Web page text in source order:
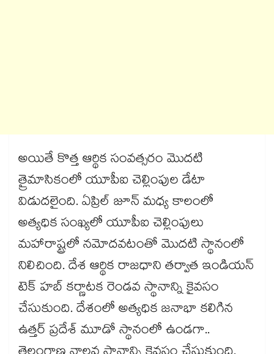
అయితే కొత్త ఆర్థిక సంవత్సరం మెుదటి
త్రైమాసికంలో యూపీఐ చెల్లింపుల డేటా
విడుదలైంది. ఏప్రిల్ జూన్ మధ్య కాలంలో
అత్యధిక సంఖ్యలో యూపీఐ చెల్లింపులు
మహారాష్ట్రలో నమోదవటంతో మెుదటి స్థానంలో
నిలిచింది. దేశ ఆర్థిక రాజధాని తర్వాత ఇండియన్
టెక్ హబ్ కర్ణాటక రెండవ స్థానాన్ని కైవసం
చేసుకుంది. దేశంలో అత్యధిక జనాభా కలిగిన
ఉత్తర్ ప్రదేశ్ మూడో స్థానంలో ఉండగా..